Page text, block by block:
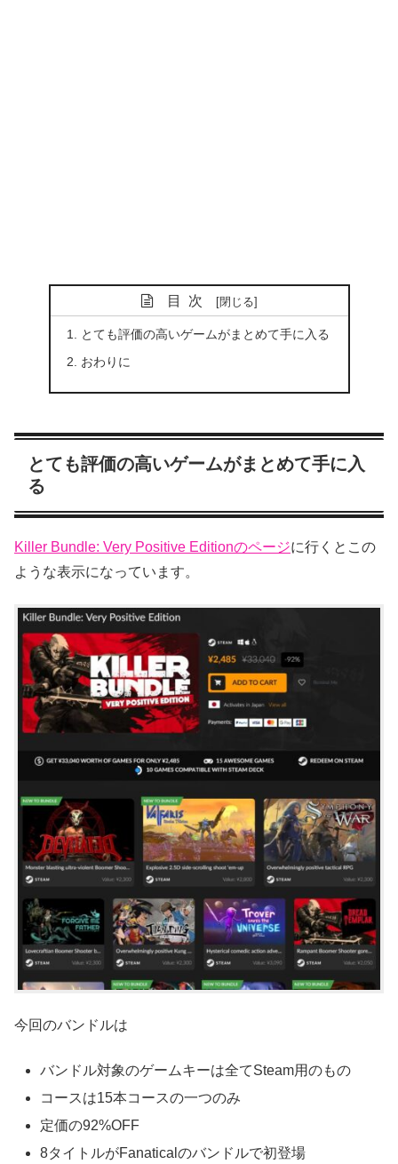
目次
とても評価の高いゲームがまとめて手に入る
おわりに
とても評価の高いゲームがまとめて手に入
る
Killer Bundle: Very Positive Editionのページに行くとこの
ような表示になっています。
今回のバンドルは
バンドル対象のゲームキーは全てSteam用のもの
コースは15本コースの一つのみ
定価の92%OFF
8タイトルがFanaticalのバンドルで初登場